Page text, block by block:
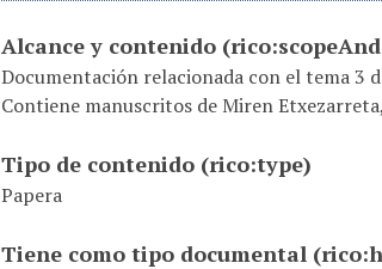
Alcance y contenido
Documentación relacionada con el tema 3
Contiene manuscritos de Miren
Tipo de contenido (rico:type)
Papera
Tiene como tipo documental